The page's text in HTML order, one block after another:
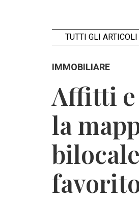
TUTTI GLI ARTICOLI
IMMOBILIARE
Affitti e
la